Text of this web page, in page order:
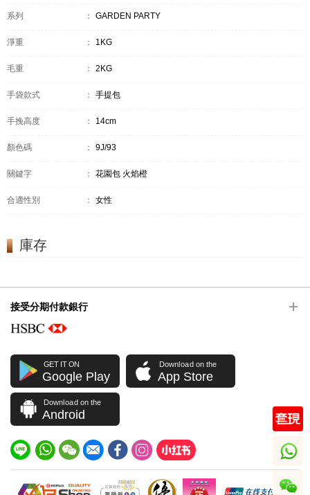
系列 ： GARDEN PARTY
淨重 ： 1KG
毛重 ： 2KG
手袋款式 ： 手提包
手挽高度 ： 14cm
顏色碼 ： 9J/93
關鍵字 ： 花園包 火焰橙
合適性別 ： 女性
庫存
接受分期付款銀行
GET IT ON
Google Play
Download on the
App Store
Download on the
Android
whatsapp